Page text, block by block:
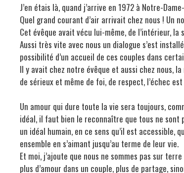
J’en étais là, quand j’arrive en 1972 à Notre-
Quel grand courant d’air arrivait chez nous ! Un
Cet évêque avait vécu lui-même, de l’intérieur,
Aussi très vite avec nous un dialogue s’est
possibilité d’un accueil de ces couples dans
Il y avait chez notre évêque et aussi chez nous,
de sérieux et même de foi, de respect, l’échec
Un amour qui dure toute la vie sera toujours,
idéal, il faut bien le reconnaître que tous ne sont
un idéal humain, en ce sens qu’il est accessible,
ensemble en s’aimant jusqu’au terme de leur vie.
Et moi, j’ajoute que nous ne sommes pas sur
plus d’amour dans un couple, plus de partage,